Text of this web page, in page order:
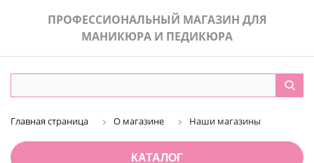
ПРОФЕССИОНАЛЬНЫЙ МАГАЗИН ДЛЯ
МАНИКЮРА И ПЕДИКЮРА
Главная страница О магазине Наши магазины
КАТАЛОГ